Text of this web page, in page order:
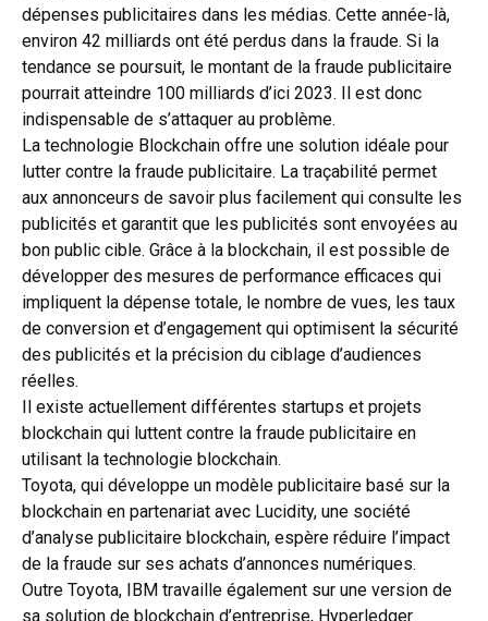
dépenses publicitaires dans les médias. Cette année-là,
environ 42 milliards ont été perdus dans la fraude. Si la
tendance se poursuit, le montant de la fraude publicitaire
pourrait atteindre 100 milliards d’ici 2023. Il est donc
indispensable de s’attaquer au problème.
La technologie Blockchain offre une solution idéale pour
lutter contre la fraude publicitaire. La traçabilité permet
aux annonceurs de savoir plus facilement qui consulte les
publicités et garantit que les publicités sont envoyées au
bon public cible. Grâce à la blockchain, il est possible de
développer des mesures de performance efficaces qui
impliquent la dépense totale, le nombre de vues, les taux
de conversion et d’engagement qui optimisent la sécurité
des publicités et la précision du ciblage d’audiences
réelles.
Il existe actuellement différentes startups et projets
blockchain qui luttent contre la fraude publicitaire en
utilisant la technologie blockchain.
Toyota, qui développe un modèle publicitaire basé sur la
blockchain en partenariat avec Lucidity, une société
d’analyse publicitaire blockchain, espère réduire l’impact
de la fraude sur ses achats d’annonces numériques.
Outre Toyota, IBM travaille également sur une version de
sa solution de blockchain d’entreprise, Hyperledger